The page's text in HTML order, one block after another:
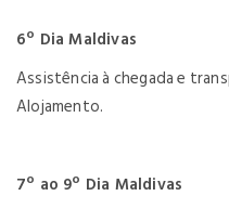
6º Dia Maldivas
Assistência à chegada e
Alojamento.
7º ao 9º Dia Maldivas